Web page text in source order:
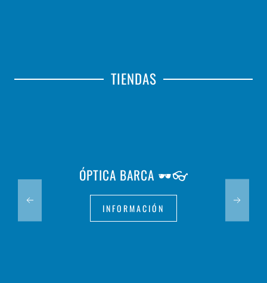
TIENDAS
SA PLAÇA MERCAT DE PROXIMITAT DE
MAÓ
INFORMACIÓN